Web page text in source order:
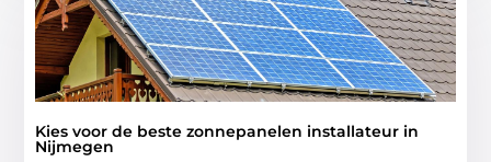
Kies voor de beste zonnepanelen installateur in
Nijmegen